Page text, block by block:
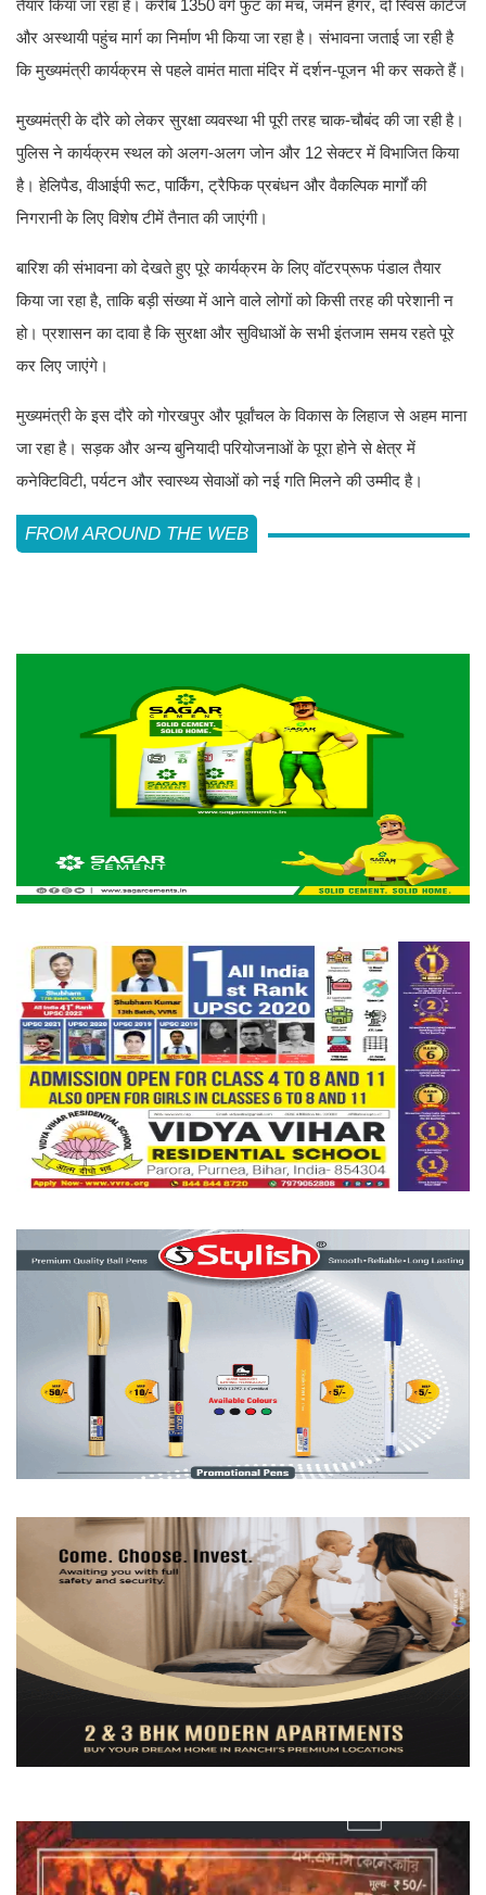
तैयार किया जा रहा है। करीब 1350 वर्ग फुट का मंच, जर्मन हैंगर, दो स्विस कॉटेज
और अस्थायी पहुंच मार्ग का निर्माण भी किया जा रहा है। संभावना जताई जा रही है
कि मुख्यमंत्री कार्यक्रम से पहले वामंत माता मंदिर में दर्शन-पूजन भी कर सकते हैं।
मुख्यमंत्री के दौरे को लेकर सुरक्षा व्यवस्था भी पूरी तरह चाक-चौबंद की जा रही है।
पुलिस ने कार्यक्रम स्थल को अलग-अलग जोन और 12 सेक्टर में विभाजित किया
है। हेलिपैड, वीआईपी रूट, पार्किंग, ट्रैफिक प्रबंधन और वैकल्पिक मार्गों की
निगरानी के लिए विशेष टीमें तैनात की जाएंगी।
बारिश की संभावना को देखते हुए पूरे कार्यक्रम के लिए वॉटरप्रूफ पंडाल तैयार
किया जा रहा है, ताकि बड़ी संख्या में आने वाले लोगों को किसी तरह की परेशानी न
हो। प्रशासन का दावा है कि सुरक्षा और सुविधाओं के सभी इंतजाम समय रहते पूरे
कर लिए जाएंगे।
मुख्यमंत्री के इस दौरे को गोरखपुर और पूर्वांचल के विकास के लिहाज से अहम माना
जा रहा है। सड़क और अन्य बुनियादी परियोजनाओं के पूरा होने से क्षेत्र में
कनेक्टिविटी, पर्यटन और स्वास्थ्य सेवाओं को नई गति मिलने की उम्मीद है।
FROM AROUND THE WEB